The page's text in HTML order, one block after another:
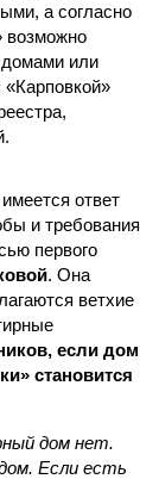
а согласно
возможно
домами или
ответ
и требования
первого
. Она
ветхие
если дом
становится
дом нет.
Если есть